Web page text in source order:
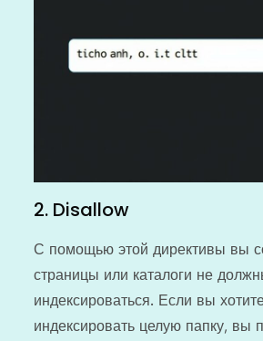
2. Disallow
С помощью этой директивы вы
страницы или каталоги не
индексироваться. Если вы
индексировать целую папку, вы